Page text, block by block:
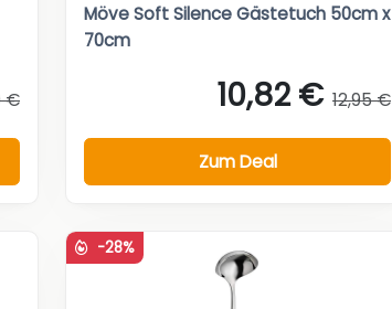
€
Möve Soft Silence Gästetuch 50cm x
70cm
10,82 € 12,95 €
Zum Deal
-28%